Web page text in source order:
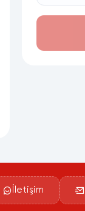
İletişim